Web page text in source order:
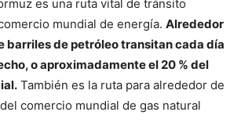
es una ruta vital de tránsito
mundial de energía. Alrededor
barriles de petróleo transitan cada día
o aproximadamente el 20 % del
También es la ruta para alrededor de
comercio mundial de gas natural